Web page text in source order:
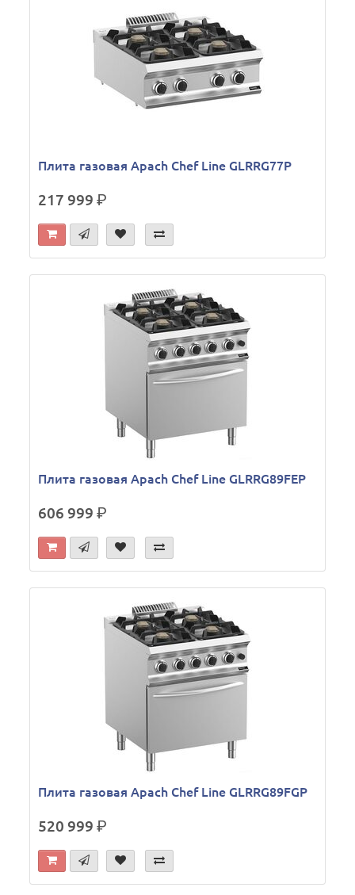
Плита газовая Apach Chef Line GLRRG77P
217 999р.
Плита газовая Apach Chef Line GLRRG89FEP
606 999р.
Плита газовая Apach Chef Line GLRRG89FGP
520 999р.